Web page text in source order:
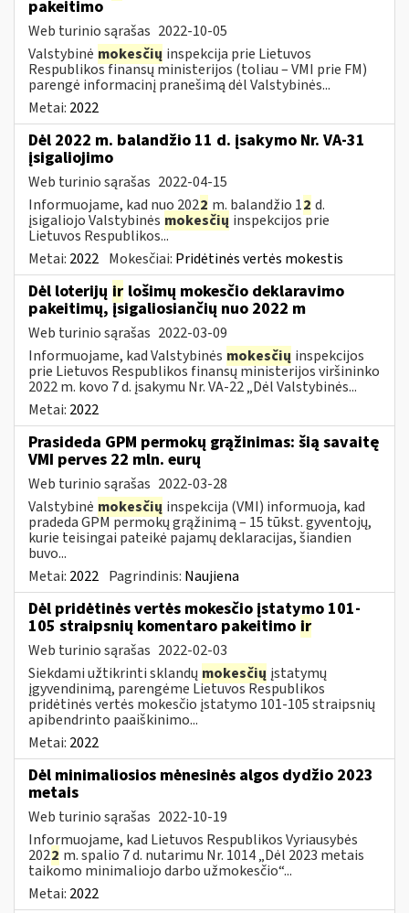
pakeitimo
Web turinio sąrašas 2022-10-05
Valstybinė mokesčių inspekcija prie Lietuvos
Respublikos finansų ministerijos (toliau – VMI prie FM)
parengė informacinį pranešimą dėl Valstybinės...
Metai: 2022
Dėl 2022 m. balandžio 11 d. įsakymo Nr. VA-31
įsigaliojimo
Web turinio sąrašas 2022-04-15
Informuojame, kad nuo 2022 m. balandžio 12 d.
įsigaliojo Valstybinės mokesčių inspekcijos prie
Lietuvos Respublikos...
Metai: 2022 Mokesčiai: Pridėtinės vertės mokestis
Dėl loterijų ir lošimų mokesčio deklaravimo
pakeitimų, įsigaliosiančių nuo 2022 m
Web turinio sąrašas 2022-03-09
Informuojame, kad Valstybinės mokesčių inspekcijos
prie Lietuvos Respublikos finansų ministerijos viršininko
2022 m. kovo 7 d. įsakymu Nr. VA-22 „Dėl Valstybinės...
Metai: 2022
Prasideda GPM permokų grąžinimas: šią savaitę
VMI perves 22 mln. eurų
Web turinio sąrašas 2022-03-28
Valstybinė mokesčių inspekcija (VMI) informuoja, kad
pradeda GPM permokų grąžinimą – 15 tūkst. gyventojų,
kurie teisingai pateikė pajamų deklaracijas, šiandien
buvo...
Metai: 2022 Pagrindinis: Naujiena
Dėl pridėtinės vertės mokesčio įstatymo 101-
105 straipsnių komentaro pakeitimo ir
Web turinio sąrašas 2022-02-03
Siekdami užtikrinti sklandų mokesčių įstatymų
įgyvendinimą, parengėme Lietuvos Respublikos
pridėtinės vertės mokesčio įstatymo 101-105 straipsnių
apibendrinto paaiškinimo...
Metai: 2022
Dėl minimaliosios mėnesinės algos dydžio 2023
metais
Web turinio sąrašas 2022-10-19
Informuojame, kad Lietuvos Respublikos Vyriausybės
2022 m. spalio 7 d. nutarimu Nr. 1014 „Dėl 2023 metais
taikomo minimaliojo darbo užmokesčio“...
Metai: 2022